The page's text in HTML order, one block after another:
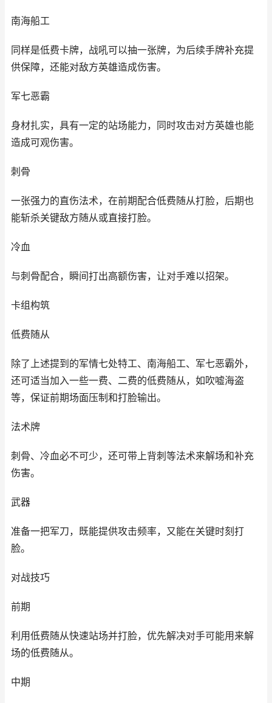
南海船工
同样是低费卡牌，战吼可以抽一张牌，为后续手牌补充提
供保障，还能对敌方英雄造成伤害。
军七恶霸
身材扎实，具有一定的站场能力，同时攻击对方英雄也能
造成可观伤害。
刺骨
一张强力的直伤法术，在前期配合低费随从打脸，后期也
能斩杀关键敌方随从或直接打脸。
冷血
与刺骨配合，瞬间打出高额伤害，让对手难以招架。
卡组构筑
低费随从
除了上述提到的军情七处特工、南海船工、军七恶霸外，
还可适当加入一些一费、二费的低费随从，如吹嘘海盗
等，保证前期场面压制和打脸输出。
法术牌
刺骨、冷血必不可少，还可带上背刺等法术来解场和补充
伤害。
武器
准备一把军刀，既能提供攻击频率，又能在关键时刻打
脸。
对战技巧
前期
利用低费随从快速站场并打脸，优先解决对手可能用来解
场的低费随从。
中期